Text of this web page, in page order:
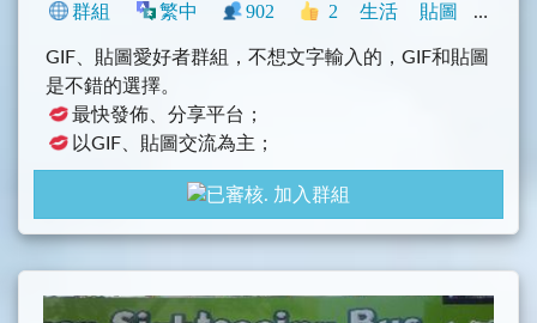
這裡不是婚友社，請勿在群內公開徵婚、徵男/女
朋友或騷擾私訊群友，如犯者，立即踢出本群。
嚴禁張貼廣告，要貼先付錢，否則直接被踢沒有
機會。
為防止惡意炸群，每天凌晨，台北時間( GMT+8)0
0AM∼6AM 時段，機械人會自動刪除全何人(管理員
群組 繁中 902 2 生活 貼圖 香港
GIF、貼圖愛好者群組，不想文字輸入的，GIF和貼圖
是不錯的選擇。
最快發佈、分享平台；
以GIF、貼圖交流為主；
禁止人身攻擊、裸露試圖；
致力於GIF和貼圖代替語言溝通。
加入群組